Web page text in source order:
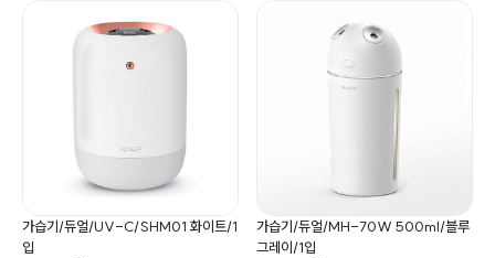
가습기/듀얼/UV-C/SHM01 화이트/1
입
가습기/듀얼/MH-70W 500ml/블루
그레이/1입